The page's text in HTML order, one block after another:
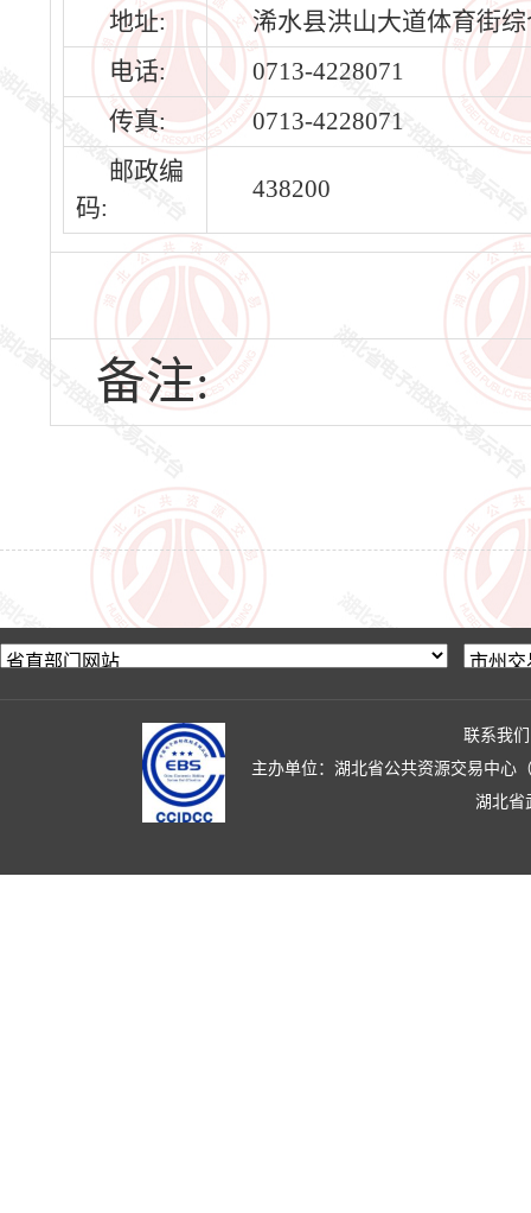
地址:
浠水县洪山大道体育街
电话:
0713-4228071
传真:
0713-4228071
邮政编
码:
438200
备注:
联系我们
主办单位：湖北省公共资源交易中心
湖北省